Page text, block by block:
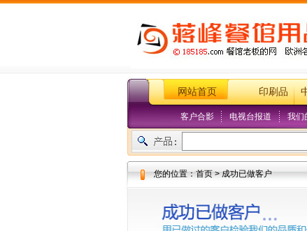
网站首页 印刷品
客户合影 电视台报道 我们
您的位置：首页 > 成功已做客户